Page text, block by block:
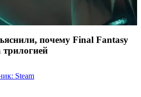
почему Final Fantasy
трилогией
Steam